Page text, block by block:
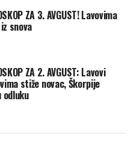
ZA 3. AVGUST! Lavovima
snova
ZA 2. AVGUST: Lavovi
stiže novac, Škorpije
odluku